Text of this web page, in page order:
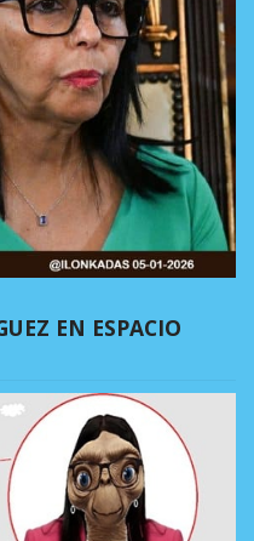
EN ESPACIO